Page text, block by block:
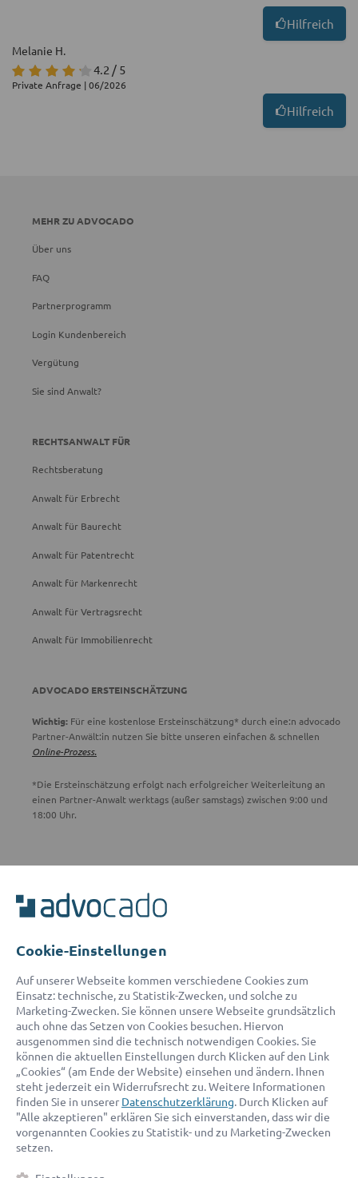
Hilfreich
Melanie H.
4.2 / 5
Private Anfrage | 06/2026
Hilfreich
MEHR ZU ADVOCADO
Über uns
FAQ
Partnerprogramm
Login Kundenbereich
Vergütung
Sie sind Anwalt?
RECHTSANWALT FÜR
Rechtsberatung
Anwalt für Erbrecht
Anwalt für Baurecht
Anwalt für Patentrecht
Anwalt für Markenrecht
Anwalt für Vertragsrecht
Anwalt für Immobilienrecht
ADVOCADO ERSTEINSCHÄTZUNG
Wichtig: Für eine kostenlose Ersteinschätzung* durch eine:n advocado
Partner-Anwält:in nutzen Sie bitte unseren einfachen & schnellen
Online-Prozess.
*Die Ersteinschätzung erfolgt nach erfolgreicher Weiterleitung an
einen Partner-Anwalt werktags (außer samstags) zwischen 9:00 und
18:00 Uhr.
Unser Serviceteam ist von 8:00 bis 17:00 Uhr für Sie erreichbar.
E-Mail:
service@advocado.com
© 2026 advocado - einfach online den passenden Rechtsanwalt finden
Auszeichnungen:
Cookie-Einstellungen
Auf unserer Webseite kommen verschiedene Cookies zum
Einsatz: technische, zu Statistik-Zwecken, und solche zu
Marketing-Zwecken. Sie können unsere Webseite grundsätzlich
auch ohne das Setzen von Cookies besuchen. Hiervon
ausgenommen sind die technisch notwendigen Cookies. Sie
können die aktuellen Einstellungen durch Klicken auf den Link
„Cookies“ (am Ende der Website) einsehen und ändern. Ihnen
steht jederzeit ein Widerrufsrecht zu. Weitere Informationen
finden Sie in unserer Datenschutzerklärung. Durch Klicken auf
"Alle akzeptieren" erklären Sie sich einverstanden, dass wir die
vorgenannten Cookies zu Statistik- und zu Marketing-Zwecken
setzen.